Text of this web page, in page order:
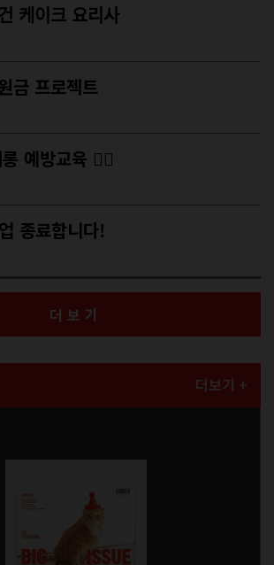
케이크 요리사
금 프로젝트
예방교육 🙅‍♂️
종료합니다!
더보기
더보기 +